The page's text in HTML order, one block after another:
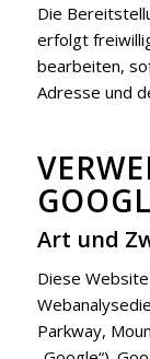
Die
erfolgt
bearbeiten,
Adresse und
Art und
Diese
Parkway,